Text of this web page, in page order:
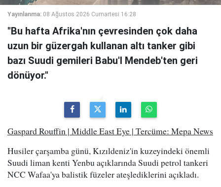
Yayınlanma: 08 Ağustos 2026 Cumartesi 16:28
"Bu hafta Afrika'nın çevresinden çok daha
uzun bir güzergah kullanan altı tanker gibi
bazı Suudi gemileri Babu'l Mendeb'ten geri
dönüyor."
Gaspard Rouffin | Middle East Eye | Tercüme: Mepa News
Husiler çarşamba günü, Kızıldeniz'in kuzeyindeki önemli
Suudi liman kenti Yenbu açıklarında Suudi petrol tankeri
NCC Wafaa'ya balistik füzeler ateşlediklerini açıkladı.